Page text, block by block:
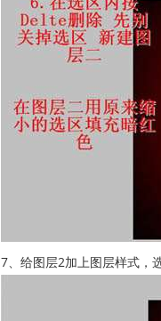
7、给图层2加上图层样式，